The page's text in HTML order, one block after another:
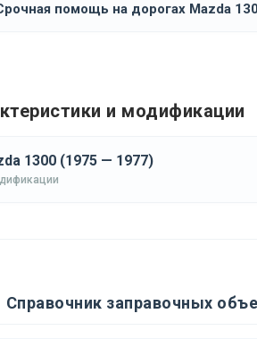
помощь на дорогах Mazda
и модификации
1300 (1975 — 1977)
Справочник заправочных